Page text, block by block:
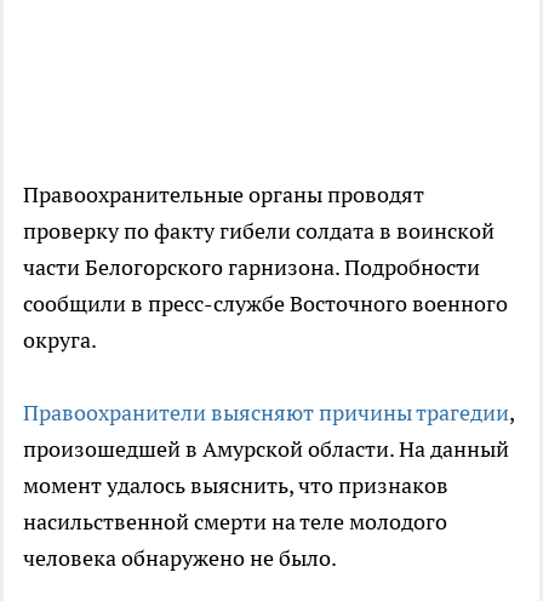
Правоохранительные органы проводят
проверку по факту гибели солдата в воинской
части Белогорского гарнизона. Подробности
сообщили в пресс-службе Восточного военного
округа.
Правоохранители выясняют причины трагедии,
произошедшей в Амурской области. На данный
момент удалось выяснить, что признаков
насильственной смерти на теле молодого
человека обнаружено не было.